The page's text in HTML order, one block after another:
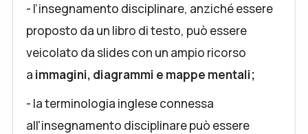
- l’insegnamento disciplinare, anziché essere
proposto da un libro di testo, può essere
veicolato da slides con un ampio ricorso
a immagini, diagrammi e mappe mentali;
- la terminologia inglese connessa
all'insegnamento disciplinare può essere